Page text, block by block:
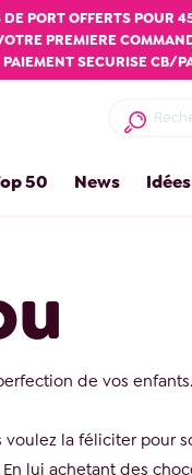
DE PORT OFFERTS POUR
PREMIERE
PAIEMENT SECURISE CB/
News
50
de vos
la féliciter
lui achetant des